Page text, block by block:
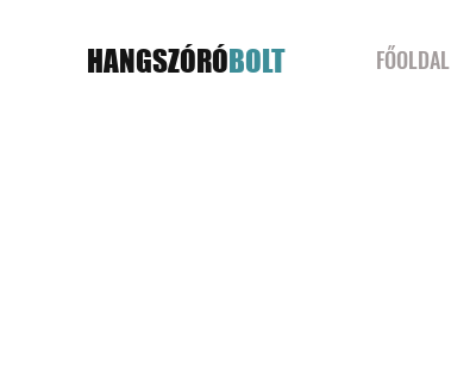
HANGSZÓRÓBOLT FŐOLDAL